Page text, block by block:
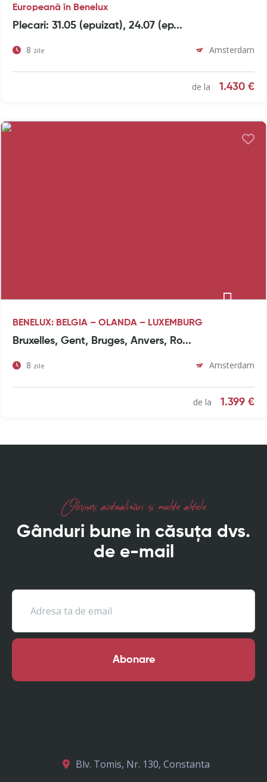
Europeană în Benelux
Plecari: 31.05 (epuizat), 24.07 (ep...
8 zile Amsterdam
de la 1.430 €
BENELUX: BELGIA – OLANDA – LUXEMBURG
Bruxelles, Gent, Bruges, Anvers, Ro...
8 zile Amsterdam
de la 1.399 €
Obțineți actualizări și multe altele
Gânduri bune in căsuța dvs.
de e-mail
Abonare
Blv. Tomis, Nr. 130, Constanta